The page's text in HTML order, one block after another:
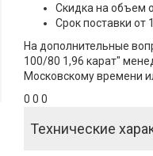
Скидка на объем
Срок поставки от
На дополнительные
100/80 1,96 карат"
Московскому времени
0 0 0
Технические